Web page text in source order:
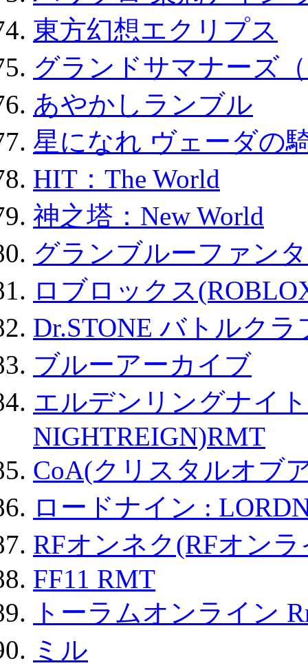
東方幻想エクリプス
グランドサマナーズ
あやかしランブル
星になれ ヴェーダの
HIT：The World
神之塔：New World
グランブルーファン
ロブロックス
Dr.STONE バトルク
ブルーアーカイブ
エルデンリングナイ
NIGHTREIGN)RMT
CoA(クリスタルオブ
ロードナイン :
RFオンネク(RFオン
FF11 RMT
トーラムオンライン
ミル